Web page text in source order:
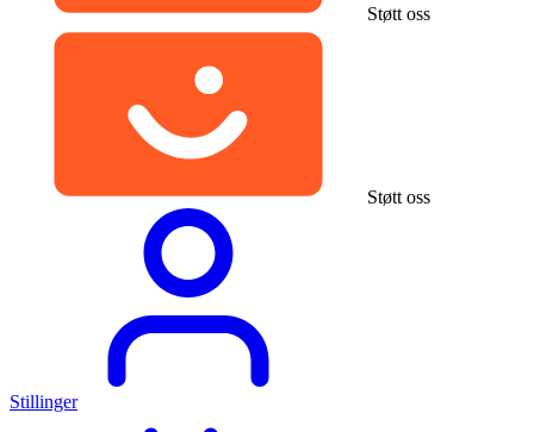
Støtt oss
Støtt oss
Stillinger